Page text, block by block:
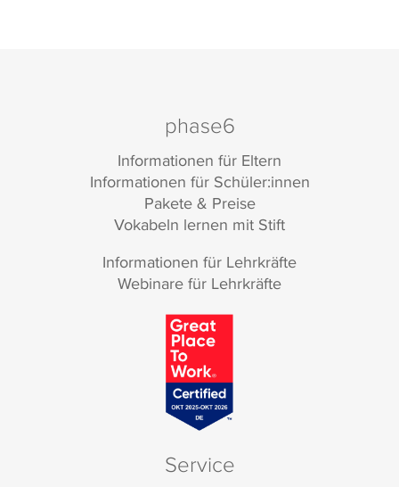
phase6
Informationen für Eltern
Informationen für Schüler:innen
Pakete & Preise
Vokabeln lernen mit Stift
Informationen für Lehrkräfte
Webinare für Lehrkräfte
Service